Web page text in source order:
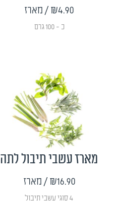
₪4.90/ מארז
כ - 100 גרם
מארז עשבי תיבול לתה
₪16.90 / מארז
4 סוגי עשבי תיבול